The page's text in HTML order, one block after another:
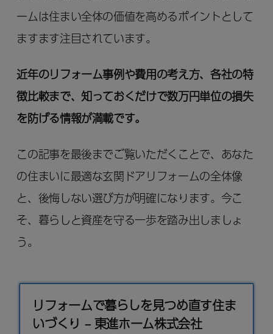
ームは住まい全体の価値を高めるポイントとして
ますます注目されています。
近年のリフォーム事例や費用の考え方、各社の特
徴比較まで、知っておくだけで数万円単位の損失
を防げる情報が満載です。
この記事を最後までご覧いただくことで、あなた
の住まいに最適な玄関ドアリフォームの全体像
と、後悔しない選び方が明確になります。今こ
そ、暮らしと資産を守る一歩を踏み出しましょ
う。
リフォームで暮らしを見つめ直す住ま
いづくり – 東進ホーム株式会社